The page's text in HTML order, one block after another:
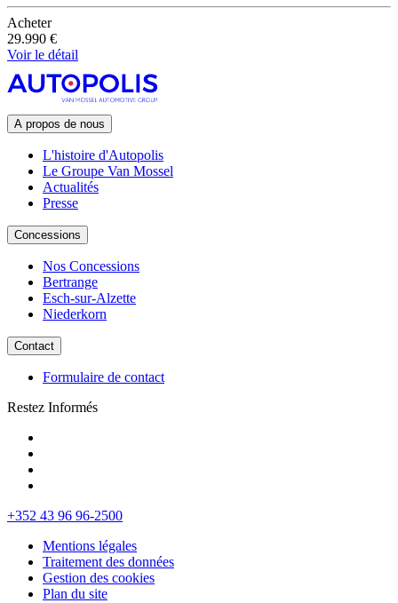
Acheter
29.990 €
Voir le détail
A propos de nous
L'histoire d'Autopolis
Le Groupe Van Mossel
Actualités
Presse
Concessions
Nos Concessions
Bertrange
Esch-sur-Alzette
Niederkorn
Contact
Formulaire de contact
Restez Informés
+352 43 96 96-2500
Mentions légales
Traitement des données
Gestion des cookies
Plan du site